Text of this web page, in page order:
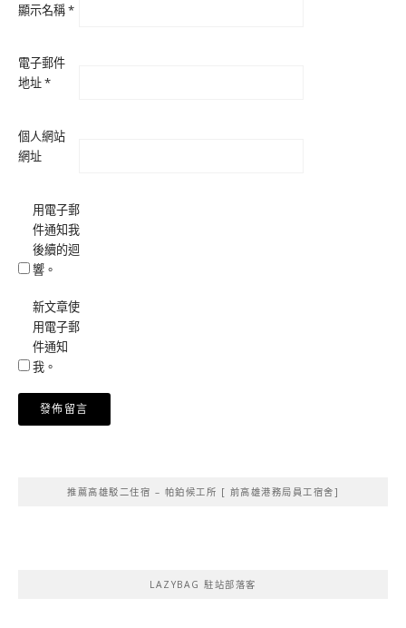
顯示名稱*
電子郵件
地址*
個人網站
網址
用電子郵
件通知我
後續的迴
響。
新文章使
用電子郵
件通知
我。
推薦高雄駁二住宿 – 帕鉑候工所 [ 前高雄港務局員工宿舍]
LAZYBAG 駐站部落客